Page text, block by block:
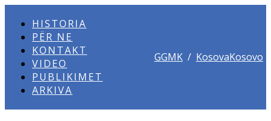
HISTORIA
PËR NE
KONTAKT
VIDEO
PUBLIKIMET
ARKIVA
GGMK / KosovaKosovo